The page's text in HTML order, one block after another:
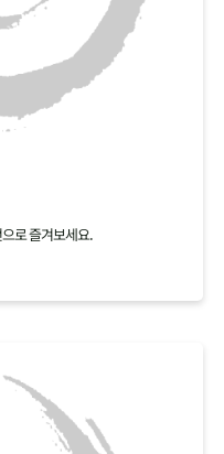
로 즐겨보세요.